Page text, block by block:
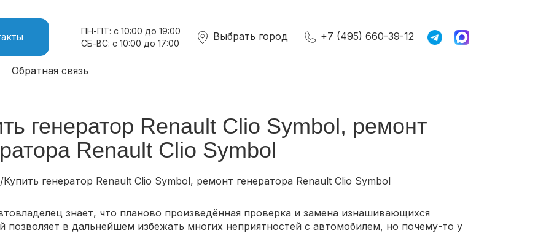
Обратная связь
ПН-ПТ: с 10:00 до 19:00
СБ-ВС: с 10:00 до 17:00
Выбрать город +7 (495) 660-39-12
генератор Renault Clio Symbol, ремонт
Renault Clio Symbol
Купить генератор Renault Clio Symbol, ремонт генератора Renault Clio Symbol
знает, что планово произведённая проверка и замена изнашивающихся
позволяет в дальнейшем избежать многих неприятностей с автомобилем, но почему-то у